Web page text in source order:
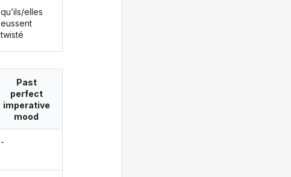
qu’ils/elles
eussent
twisté
Past
perfect
imperative
mood
-